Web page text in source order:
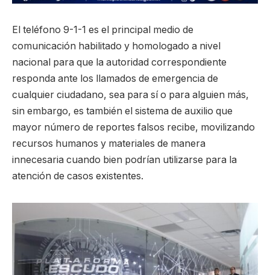
El teléfono 9-1-1 es el principal medio de
comunicación habilitado y homologado a nivel
nacional para que la autoridad correspondiente
responda ante los llamados de emergencia de
cualquier ciudadano, sea para sí o para alguien más,
sin embargo, es también el sistema de auxilio que
mayor número de reportes falsos recibe, movilizando
recursos humanos y materiales de manera
innecesaria cuando bien podrían utilizarse para la
atención de casos existentes.